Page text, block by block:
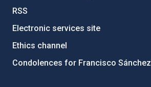
RSS
Electronic services site
Ethics channel
Condolences for Francisco Sánchez